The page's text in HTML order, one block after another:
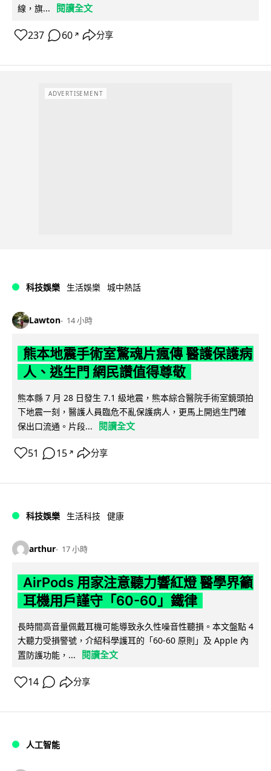
線，旗... 閱讀全文
237 60 ↗ 分享
ADVERTISEMENT
科技娛樂 生活娛樂 城中熱話
Lawton 14 小時
熊本地震手術室驚魂片瘋傳 醫護保護病
人、逃生門 網民讚值得尊敬
熊本縣 7 月 28 日發生 7.1 級地震，熊本綜合醫院手術室鏡頭拍
下地震一刻，醫護人員臨危不亂保護病人，更馬上開逃生門確
保出口流通。片段...
閱讀全文
51 15 ↗ 分享
科技娛樂 生活科技 健康
arthur 17 小時
AirPods 用家注意聽力響紅燈 醫學界籲
耳機用戶謹守「60-60」鐵律
長時間高音量佩戴耳機可能導致永久性噪音性聽損。本文盤點 4
大聽力受損警號，介紹科學護耳的「60-60 原則」及 Apple 內
置防護功能，...
閱讀全文
14 分享
人工智能